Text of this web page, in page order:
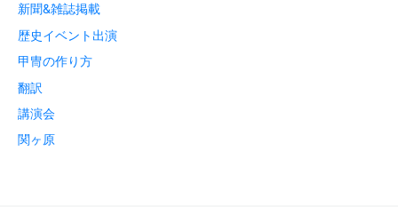
新聞&雑誌掲載
歴史イベント出演
甲冑の作り方
翻訳
講演会
関ヶ原